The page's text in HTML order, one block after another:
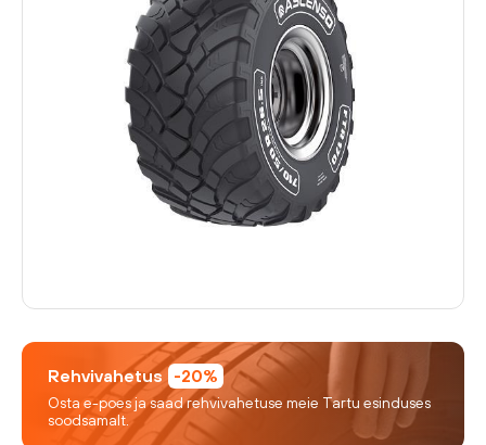
Rehvivahetus -20%
Osta e-poes ja saad rehvivahetuse meie Tartu esinduses
soodsamalt.